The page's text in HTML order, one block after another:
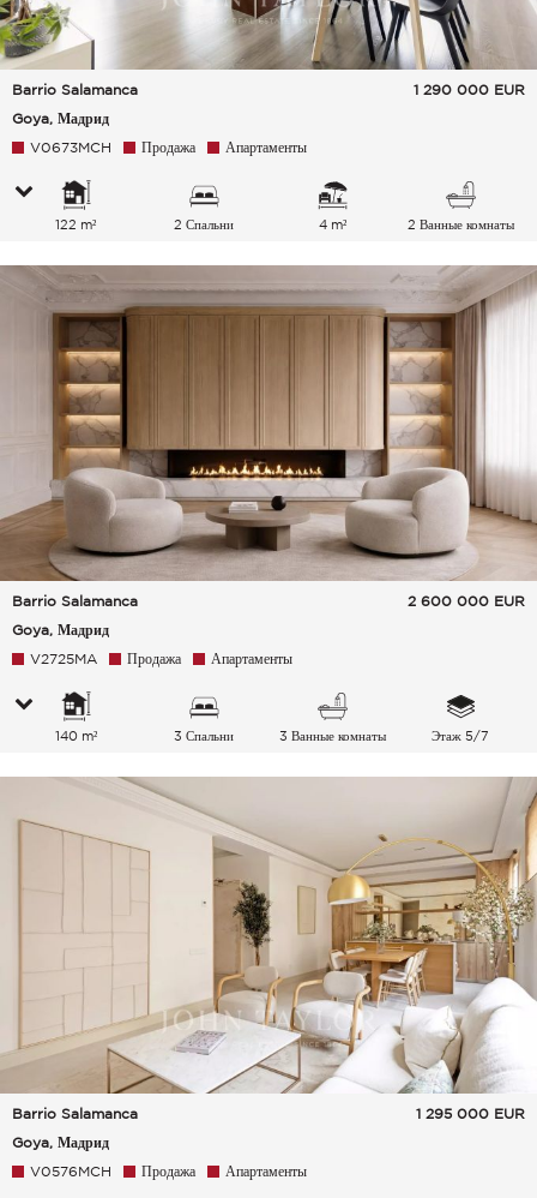
Barrio Salamanca
Goya, Мадрид
1 290 000 EUR
V0673MCH Продажа Апартаменты
122 m² 2 Спальни 4 m² 2 Ванные комнаты
Barrio Salamanca
Goya, Мадрид
2 600 000 EUR
V2725MA Продажа Апартаменты
140 m² 3 Спальни 3 Ванные комнаты Этаж 5/7
Barrio Salamanca
Goya, Мадрид
1 295 000 EUR
V0576MCH Продажа Апартаменты